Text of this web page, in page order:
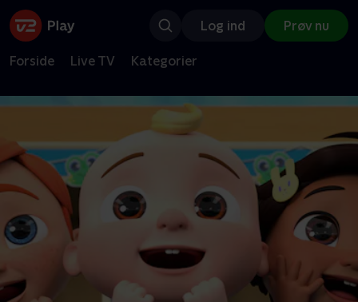
Log ind Prøv nu
Forside Live TV Kategorier